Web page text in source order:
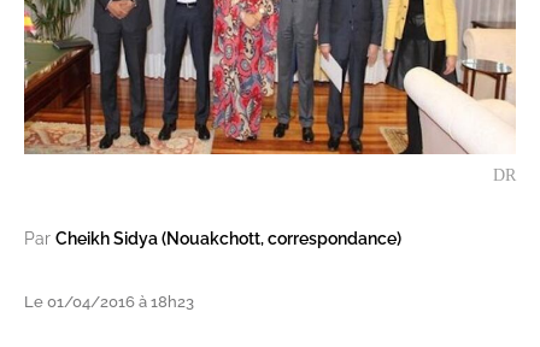
DR
Par Cheikh Sidya (Nouakchott, correspondance)
Le 01/04/2016 à 18h23